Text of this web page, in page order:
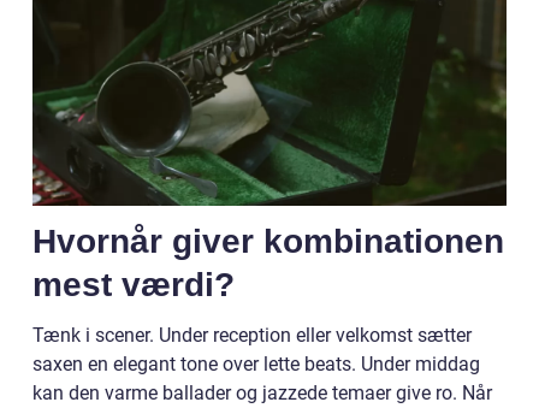
Hvornår giver kombinationen
mest værdi?
Tænk i scener. Under reception eller velkomst sætter
saxen en elegant tone over lette beats. Under middag
kan den varme ballader og jazzede temaer give ro. Når